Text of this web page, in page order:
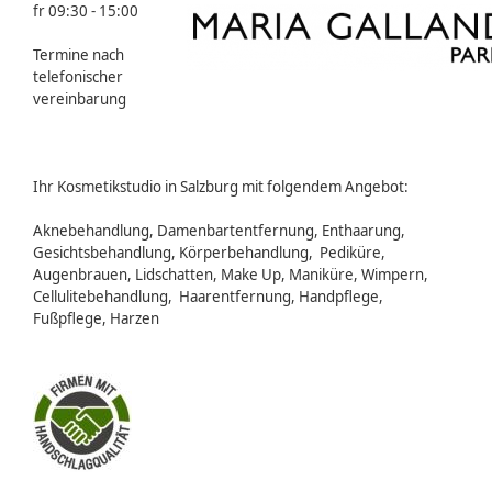
fr 09:30 - 15:00
Termine nach
telefonischer
vereinbarung
Ihr Kosmetikstudio in Salzburg mit folgendem Angebot:
Aknebehandlung, Damenbartentfernung, Enthaarung,
Gesichtsbehandlung, Körperbehandlung, Pediküre,
Augenbrauen, Lidschatten, Make Up, Maniküre, Wimpern,
Cellulitebehandlung, Haarentfernung, Handpflege,
Fußpflege, Harzen